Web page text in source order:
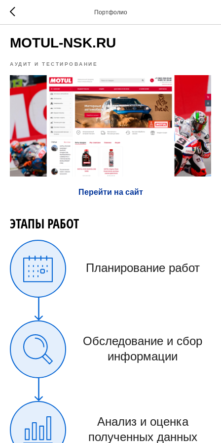
Портфолио
MOTUL-NSK.RU
АУДИТ И ТЕСТИРОВАНИЕ
Перейти на сайт
ЭТАПЫ РАБОТ
Планирование работ
Обследование и сбор
информации
Анализ и оценка
полученных данных